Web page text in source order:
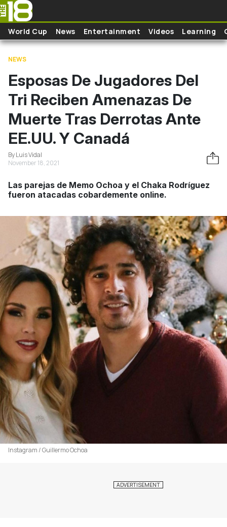
Skip to main content
World Cup News Entertainment Videos Learning
NEWS
Esposas De Jugadores Del
Tri Reciben Amenazas De
Muerte Tras Derrotas Ante
EE.UU. Y Canadá
By Luis Vidal
November 18, 2021
Las parejas de Memo Ochoa y el Chaka Rodríguez
fueron atacadas cobardemente online.
Instagram / Guillermo Ochoa